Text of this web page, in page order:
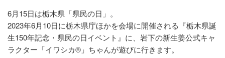
6月15日は栃木県「県民の日」。
2023年6月10日に栃木県庁ほかを会場に開催される『栃木県誕
生150年記念・県民の日イベント』に、岩下の新生姜公式キャ
ラクター「イワシカ®」ちゃんが遊びに行きます。